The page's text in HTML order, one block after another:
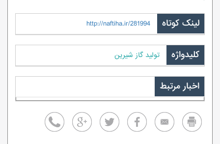
لینک کوتاه http://naftiha.ir/281994
کلیدواژه تولید گاز شیرین
اخبار مرتبط